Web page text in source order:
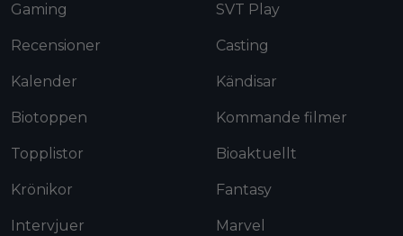
Gaming
Recensioner
Kalender
Biotoppen
Topplistor
Krönikor
Intervjuer
SVT Play
Casting
Kändisar
Kommande filmer
Bioaktuellt
Fantasy
Marvel